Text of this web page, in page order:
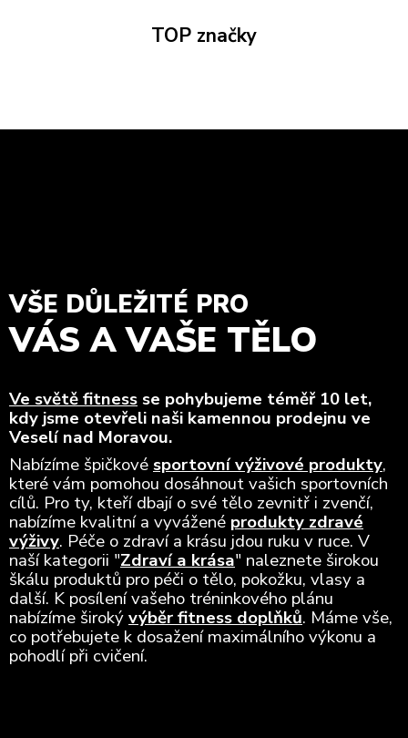
TOP značky
VŠE DŮLEŽITÉ PRO
VÁS A VAŠE TĚLO
Ve světě fitness se pohybujeme téměř 10 let,
kdy jsme otevřeli naši kamennou prodejnu ve
Veselí nad Moravou.
Nabízíme špičkové sportovní výživové produkty,
které vám pomohou dosáhnout vašich sportovních
cílů. Pro ty, kteří dbají o své tělo zevnitř i zvenčí,
nabízíme kvalitní a vyvážené produkty zdravé
výživy. Péče o zdraví a krásu jdou ruku v ruce. V
naší kategorii "Zdraví a krása" naleznete širokou
škálu produktů pro péči o tělo, pokožku, vlasy a
další. K posílení vašeho tréninkového plánu
nabízíme širokývýběr fitness doplňků. Máme vše,
co potřebujete k dosažení maximálního výkonu a
pohodlí při cvičení.